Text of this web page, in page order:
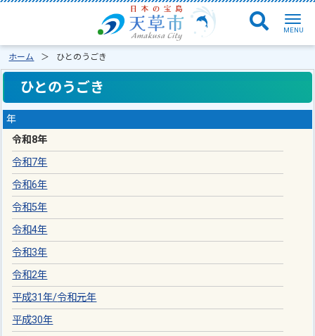
ホーム ひとのうごき
ひとのうごき
年
令和8年
令和7年
令和6年
令和5年
令和4年
令和3年
令和2年
平成31年/令和元年
平成30年